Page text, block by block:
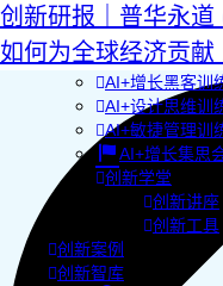
AI+增长战略工
AI+品牌增长工
AI+销售增长工
AI+增长黑客训
AI+设计思维训
AI+敏捷管理训
AI+增长集思
创新学堂
创新讲座
创新工具
创新案例
创新智库
创新研报｜普华永
如何为全球经济贡献